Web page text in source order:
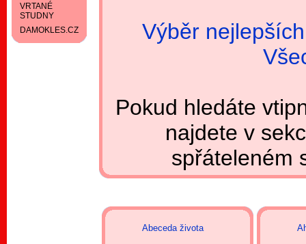
Výběr
Pokud hledáte
najdete v
spřáteleném
Abeceda života
VRTANÉ
STUDNY
DAMOKLES.CZ